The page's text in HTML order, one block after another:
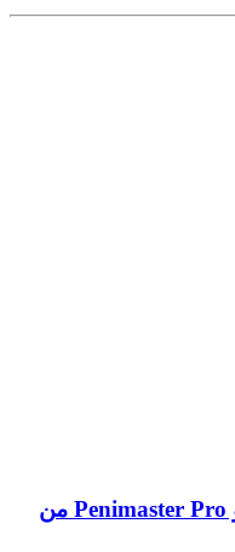
كيف تشتري جهاز بني ماستر برو Penimaster Pro من